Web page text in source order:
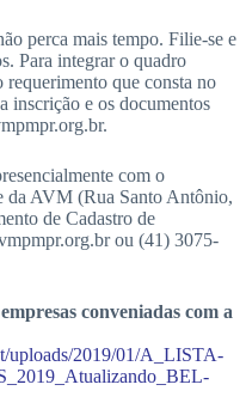
perca mais tempo. Filie-se e
Para integrar o quadro
que consta no
inscrição e os documentos
com o
da AVM (Rua Santo Antônio,
de Cadastro de
ou (41) 3075-
conveniadas com a
uploads/2019/01/A_LISTA-